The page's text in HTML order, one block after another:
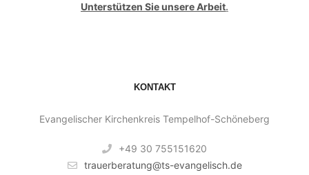
Unterstützen Sie unsere Arbeit.
KONTAKT
Evangelischer Kirchenkreis Tempelhof-Schöneberg
+49 30 755151620
trauerberatung@ts-evangelisch.de